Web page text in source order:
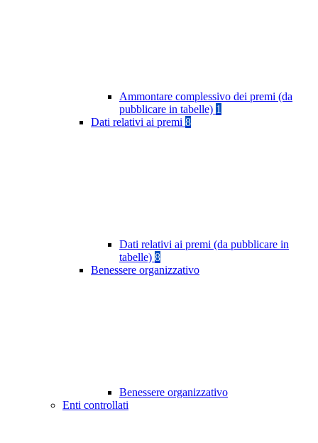
Ammontare complessivo dei premi (da
pubblicare in tabelle) 1
Dati relativi ai premi 8
Dati relativi ai premi (da pubblicare in
tabelle) 8
Benessere organizzativo
Benessere organizzativo
Enti controllati